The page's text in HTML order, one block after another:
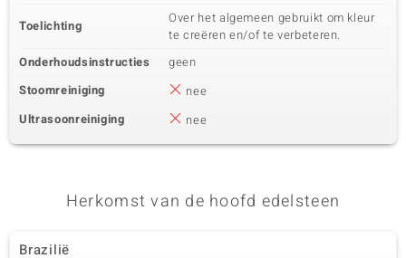
Toelichting
Over het algemeen gebruikt om kleur
te creëren en/of te verbeteren.
Onderhoudsinstructies
geen
Stoomreiniging
nee
Ultrasoonreiniging
nee
Herkomst van de hoofd edelsteen
Brazilië